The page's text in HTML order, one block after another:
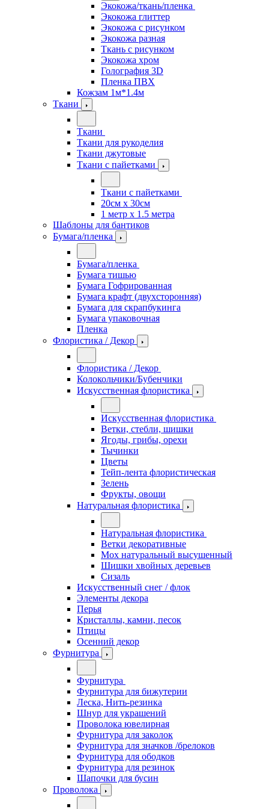
Экокожа/ткань/пленка
Экокожа глиттер
Экокожа с рисунком
Экокожа разная
Ткань с рисунком
Экокожа хром
Голография 3D
Пленка ПВХ
Кожзам 1м*1.4м
Ткани
Ткани
Ткани для рукоделия
Ткани джутовые
Ткани с пайетками
Ткани с пайетками
20см х 30см
1 метр х 1.5 метра
Шаблоны для бантиков
Бумага/пленка
Бумага/пленка
Бумага тишью
Бумага Гофрированная
Бумага крафт (двухсторонняя)
Бумага для скрапбукинга
Бумага упаковочная
Пленка
Флористика / Декор
Флористика / Декор
Колокольчики/Бубенчики
Искусственная флористика
Искусственная флористика
Ветки, стебли, шишки
Ягоды, грибы, орехи
Тычинки
Цветы
Тейп-лента флористическая
Зелень
Фрукты, овощи
Натуральная флористика
Натуральная флористика
Ветки декоративные
Мох натуральный высушенный
Шишки хвойных деревьев
Сизаль
Искусственный снег / флок
Элементы декора
Перья
Кристаллы, камни, песок
Птицы
Осенний декор
Фурнитура
Фурнитура
Фурнитура для бижутерии
Леска, Нить-резинка
Шнур для украшений
Проволока ювелирная
Фурнитура для заколок
Фурнитура для значков /брелоков
Фурнитура для ободков
Фурнитура для резинок
Шапочки для бусин
Проволока